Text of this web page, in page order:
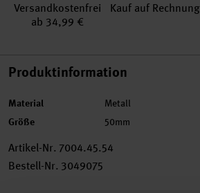
Versand­kosten­frei
ab 34,99 €
Kauf auf Rechnung
Produktinformation
Material Metall
Größe 50mm
Artikel-Nr. 7004.45.54
Bestell-Nr. 3049075